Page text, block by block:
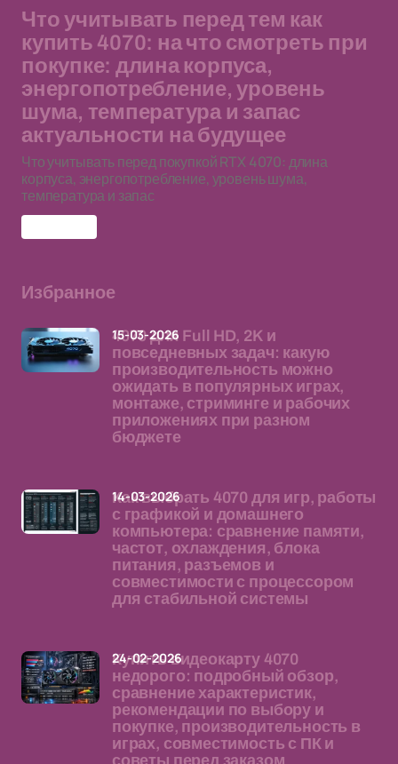
Что учитывать перед тем как
купить 4070: на что смотреть при
покупке: длина корпуса,
энергопотребление, уровень
шума, температура и запас
актуальности на будущее
Что учитывать перед покупкой RTX 4070: длина
корпуса, энергопотребление, уровень шума,
температура и запас
Избранное
4070 для Full HD, 2K и
повседневных задач: какую
производительность можно
ожидать в популярных играх,
монтаже, стриминге и рабочих
приложениях при разном
бюджете
15-03-2026
Как выбрать 4070 для игр, работы
с графикой и домашнего
компьютера: сравнение памяти,
частот, охлаждения, блока
питания, разъемов и
совместимости с процессором
для стабильной системы
14-03-2026
Купить видеокарту 4070
недорого: подробный обзор,
сравнение характеристик,
рекомендации по выбору и
покупке, производительность в
играх, совместимость с ПК и
советы перед заказом
24-02-2026